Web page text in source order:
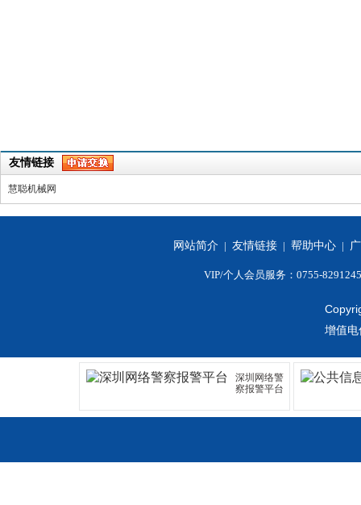
友情链接
慧聪机械网
网站简介 | 友情链接 | 帮助中心 |
VIP/个人会员服务：0755-
增值
深圳网络警
察报警平台